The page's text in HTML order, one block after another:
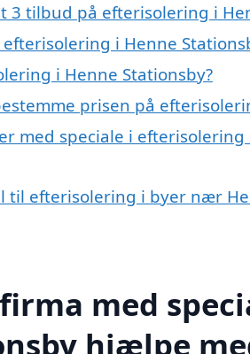
3 tilbud på efterisolering i
i Henne
i Henne Stationsby?
prisen på
med speciale i
til efterisolering i byer nær
med
hjælpe